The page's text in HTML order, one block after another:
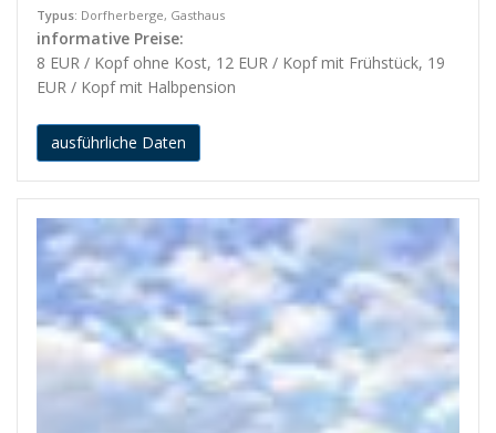
Typus: Dorfherberge, Gasthaus
informative Preise:
8 EUR / Kopf ohne Kost, 12 EUR / Kopf mit Frühstück, 19
EUR / Kopf mit Halbpension
ausführliche Daten